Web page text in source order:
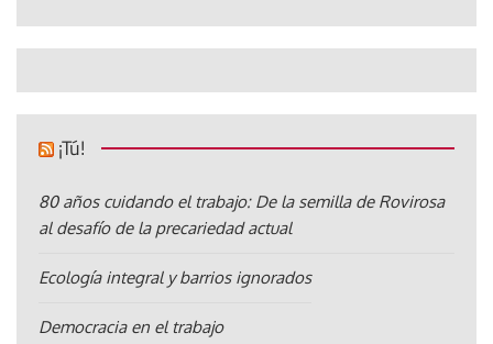
¡Tú!
80 años cuidando el trabajo: De la semilla de Rovirosa
al desafío de la precariedad actual
Ecología integral y barrios ignorados
Democracia en el trabajo